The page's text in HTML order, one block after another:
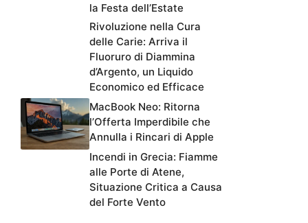
la Festa dell’Estate
Rivoluzione nella Cura
delle Carie: Arriva il
Fluoruro di Diammina
d’Argento, un Liquido
Economico ed Efficace
MacBook Neo: Ritorna
l’Offerta Imperdibile che
Annulla i Rincari di Apple
Incendi in Grecia: Fiamme
alle Porte di Atene,
Situazione Critica a Causa
del Forte Vento